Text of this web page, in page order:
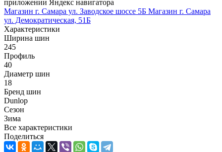
приложении Яндекс навигатора
Магазин г. Самара ул. Заводское шоссе 5Б Магазин г. Самара
ул. Демократическая, 51Б
Характеристики
Ширина шин
245
Профиль
40
Диаметр шин
18
Бренд шин
Dunlop
Сезон
Зима
Все характеристики
Поделиться